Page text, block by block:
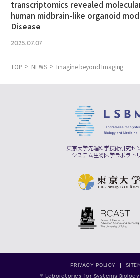
transcriptomics revealed
human midbrain-like organoid
Disease
2025.07.07
TOP NEWS Imagine beyond Imaging
東京大学先端科学技術研究セ
システム生物医学ラボラト
PRIVACY POLICY
© Laboratories for Systems Biology